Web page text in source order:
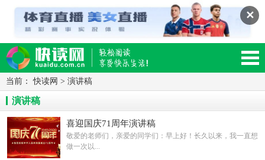
✕
读网-轻松阅读,快乐生活移动版
当前：快读网 > 演讲稿
演讲稿
喜迎国庆71周年演讲稿
敬爱的老师们，亲爱的同学们：早上好！长久以来，我一直想
做一次以...